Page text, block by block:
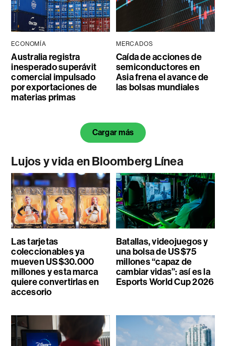
ECONOMÍA
Australia registra
inesperado superávit
comercial impulsado
por exportaciones de
materias primas
MERCADOS
Caída de acciones de
semiconductores en
Asia frena el avance de
las bolsas mundiales
Cargar más
Lujos y vida en Bloomberg Línea
Las tarjetas
coleccionables ya
mueven US$30.000
millones y esta marca
quiere convertirlas en
accesorio
Batallas, videojuegos y
una bolsa de US$75
millones “capaz de
cambiar vidas”: así es la
Esports World Cup 2026